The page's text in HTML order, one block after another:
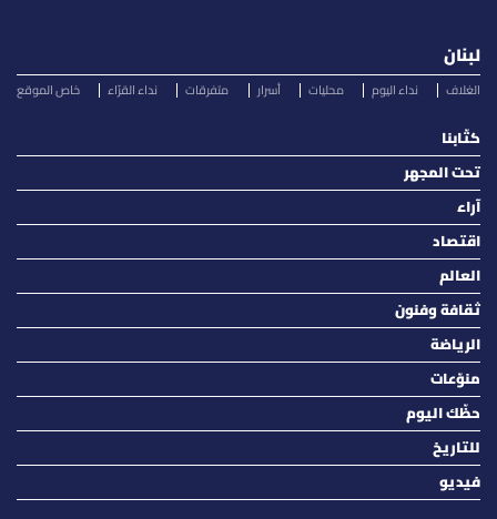
لبنان
الغلاف نداء اليوم محليات أسرار متفرقات نداء القرّاء خاص الموقع
كتّابنا
تحت المجهر
آراء
اقتصاد
العالم
ثقافة وفنون
الرياضة
منوّعات
حظّك اليوم
للتاريخ
فيديو